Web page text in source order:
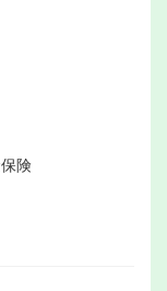
険